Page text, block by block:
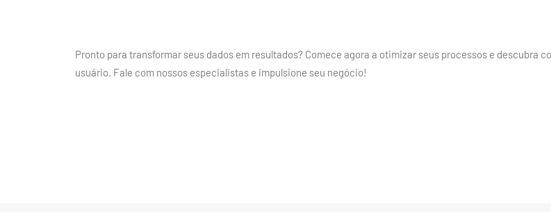
Pronto para transformar seus dados em resultados? Comece agora a otimizar seus processos e
usuário. Fale com nossos especialistas e impulsione seu negócio!